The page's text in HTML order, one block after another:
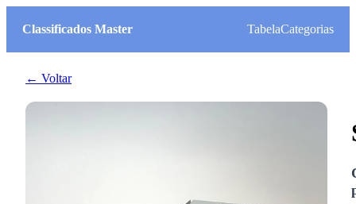
Classificados Master TabelaCategorias
← Voltar